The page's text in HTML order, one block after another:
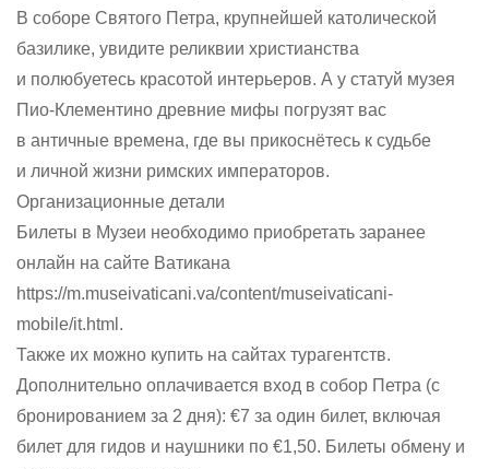
В соборе Святого Петра, крупнейшей католической
базилике, увидите реликвии христианства
и полюбуетесь красотой интерьеров. А у статуй музея
Пио-Клементино древние мифы погрузят вас
в античные времена, где вы прикоснётесь к судьбе
и личной жизни римских императоров.
Организационные детали
Билеты в Музеи необходимо приобретать заранее
онлайн на сайте Ватикана
https://m.museivaticani.va/content/museivaticani-
mobile/it.html.
Также их можно купить на сайтах турагентств.
Дополнительно оплачивается вход в собор Петра (с
бронированием за 2 дня): €7 за один билет, включая
билет для гидов и наушники по €1,50. Билеты обмену и